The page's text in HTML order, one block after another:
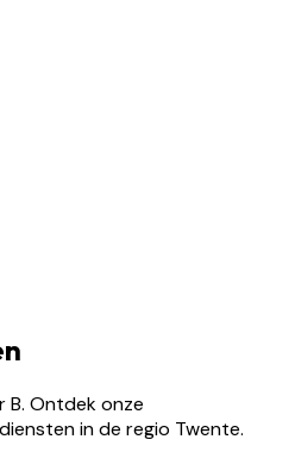
B. Ontdek onze
in de regio Twente.